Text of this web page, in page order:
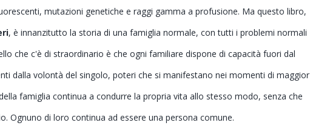
mutazioni genetiche e raggi gamma a profusione. Ma questo libro,
, è innanzitutto la storia di una famiglia normale, con tutti i problemi normali
che c'è di straordinario è che ogni familiare dispone di capacità fuori dal
dalla volontà del singolo, poteri che si manifestano nei momenti di maggior
famiglia continua a condurre la propria vita allo stesso modo, senza che
Ognuno di loro continua ad essere una persona comune.